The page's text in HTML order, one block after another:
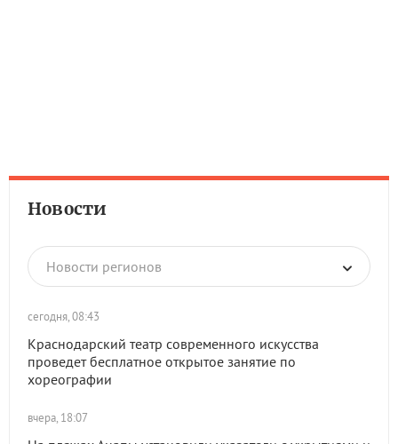
Новости
Новости регионов
сегодня, 08:43
Краснодарский театр современного искусства
проведет бесплатное открытое занятие по
хореографии
вчера, 18:07